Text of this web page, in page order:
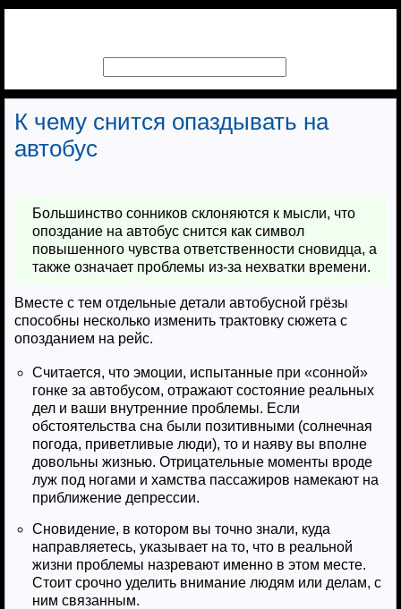
К чему снится опаздывать на
автобус
Большинство сонников склоняются к мысли, что
опоздание на автобус снится как символ
повышенного чувства ответственности сновидца, а
также означает проблемы из-за нехватки времени.
Вместе с тем отдельные детали автобусной грёзы
способны несколько изменить трактовку сюжета с
опозданием на рейс.
Считается, что эмоции, испытанные при «сонной»
гонке за автобусом, отражают состояние реальных
дел и ваши внутренние проблемы. Если
обстоятельства сна были позитивными (солнечная
погода, приветливые люди), то и наяву вы вполне
довольны жизнью. Отрицательные моменты вроде
луж под ногами и хамства пассажиров намекают на
приближение депрессии.
Сновидение, в котором вы точно знали, куда
направляетесь, указывает на то, что в реальной
жизни проблемы назревают именно в этом месте.
Стоит срочно уделить внимание людям или делам, с
ним связанным.